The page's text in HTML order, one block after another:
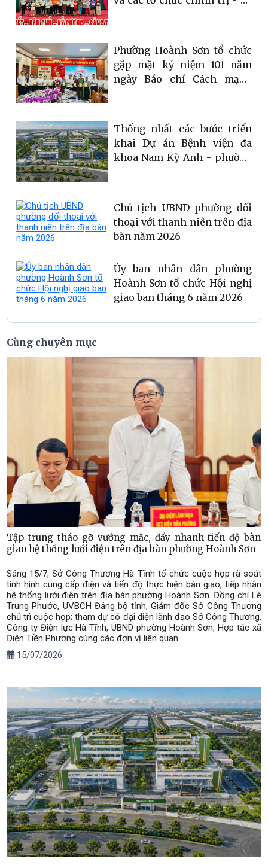
Phường Hoành Sơn tổ chức
gặp mặt kỷ niệm 101 năm
ngày Báo chí Cách mạng
năm 2026
Thống nhất các bước triển
khai Dự án Bệnh viện đa
khoa Nam Kỳ Anh - phường
Chủ tịch UBND phường đối
thoại với thanh niên trên địa
bàn năm 2026
Ủy ban nhân dân phường
Hoành Sơn tổ chức Hội nghị
giao ban tháng 6 năm 2026
Cùng chuyên mục
Tập trung tháo gỡ vướng mắc, đẩy nhanh tiến độ bàn
giao hệ thống lưới điện trên địa bàn phường Hoành Sơn
Sáng 15/7, Sở Công Thương Hà Tĩnh tổ chức cuộc họp rà soát
tình hình cung cấp điện và tiến độ thực hiện bàn giao, tiếp nhận
hệ thống lưới điện trên địa bàn phường Hoành Sơn. Đồng chí Lê
Trung Phước, UVBCH Đảng bộ tỉnh, Giám đốc Sở Công Thương
chủ trì cuộc họp; tham dự có đại diện lãnh đạo Sở Công Thương,
Công ty Điện lực Hà Tĩnh, UBND phường Hoành Sơn, Hợp tác xã
Điện Tiền Phương cùng các đơn vị liên quan.
15/07/2026